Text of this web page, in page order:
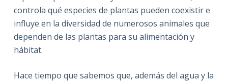
controla qué especies de plantas pueden coexistir e
influye en la diversidad de numerosos animales que
dependen de las plantas para su alimentación y
hábitat.
Hace tiempo que sabemos que, además del agua y la